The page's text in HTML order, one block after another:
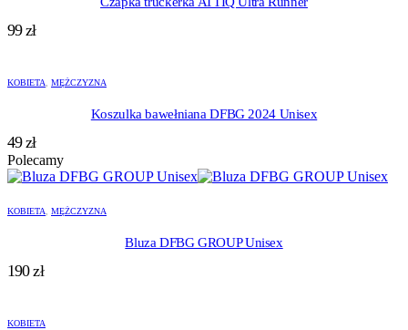
99zł
KOBIETA MĘŻCZYZNA
Koszulka bawełniana DFBG 2024 Unisex
49zł
Polecamy
KOBIETA MĘŻCZYZNA
Bluza DFBG GROUP Unisex
190zł
KOBIETA